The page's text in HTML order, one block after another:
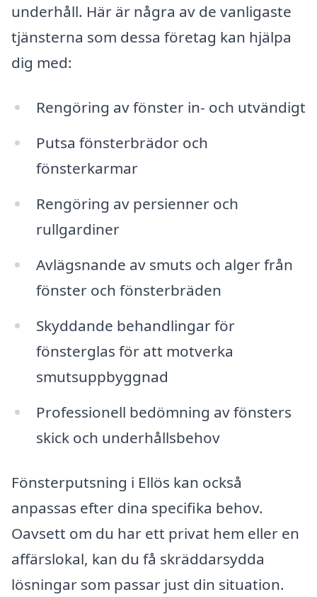
underhåll. Här är några av de vanligaste
tjänsterna som dessa företag kan hjälpa
dig med:
Rengöring av fönster in- och utvändigt
Putsa fönsterbrädor och
fönsterkarmar
Rengöring av persienner och
rullgardiner
Avlägsnande av smuts och alger från
fönster och fönsterbräden
Skyddande behandlingar för
fönsterglas för att motverka
smutsuppbyggnad
Professionell bedömning av fönsters
skick och underhållsbehov
Fönsterputsning i Ellös kan också
anpassas efter dina specifika behov.
Oavsett om du har ett privat hem eller en
affärslokal, kan du få skräddarsydda
lösningar som passar just din situation.